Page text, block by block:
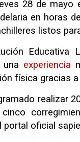
28 de mayo
en horas
listos
Educativa
experiencia
física gracias
realizar
oficial